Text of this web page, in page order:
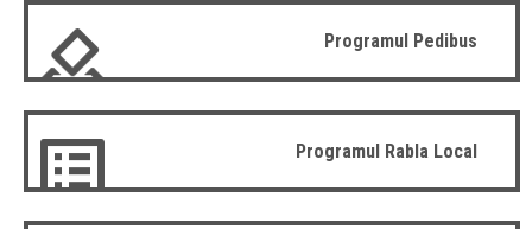
Programul Pedibus
Programul Rabla Local